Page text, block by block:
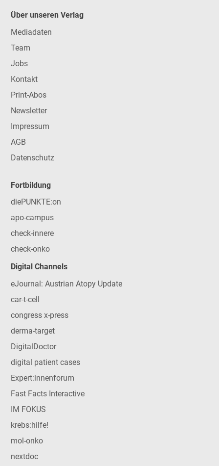
Über unseren Verlag
Mediadaten
Team
Jobs
Kontakt
Print-Abos
Newsletter
Impressum
AGB
Datenschutz
Fortbildung
diePUNKTE:on
apo-campus
check-innere
check-onko
Digital Channels
eJournal: Austrian Atopy Update
car-t-cell
congress x-press
derma-target
DigitalDoctor
digital patient cases
Expert:innenforum
Fast Facts Interactive
IM FOKUS
krebs:hilfe!
mol-onko
nextdoc